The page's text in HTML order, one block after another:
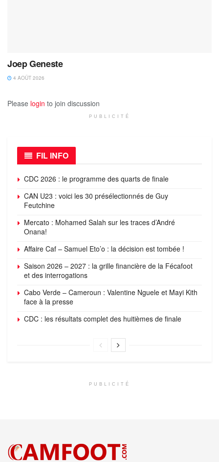
Joep Geneste
4 AOÛT 2026
Please login to join discussion
PUBLICITÉ
FIL INFO
CDC 2026 : le programme des quarts de finale
CAN U23 : voici les 30 présélectionnés de Guy
Feutchine
Mercato : Mohamed Salah sur les traces d’André
Onana!
Affaire Caf – Samuel Eto’o : la décision est tombée !
Saison 2026 – 2027 : la grille financière de la Fécafoot
et des interrogations
Cabo Verde – Cameroun : Valentine Nguele et Mayi Kith
face à la presse
CDC : les résultats complet des huitièmes de finale
PUBLICITÉ